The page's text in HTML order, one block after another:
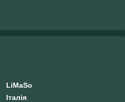
LiMaSo
Італія